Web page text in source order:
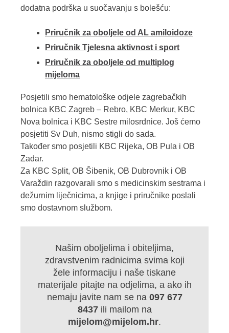
dodatna podrška u suočavanju s bolešću:
Priručnik za oboljele od AL amiloidoze
Priručnik Tjelesna aktivnost i sport
Priručnik za oboljele od multiplog
mijeloma
Posjetili smo hematološke odjele zagrebačkih
bolnica KBC Zagreb – Rebro, KBC Merkur, KBC
Nova bolnica i KBC Sestre milosrdnice. Još ćemo
posjetiti Sv Duh, nismo stigli do sada.
Također smo posjetili KBC Rijeka, OB Pula i OB
Zadar.
Za KBC Split, OB Šibenik, OB Dubrovnik i OB
Varaždin razgovarali smo s medicinskim sestrama i
dežurnim liječnicima, a knjige i priručnike poslali
smo dostavnom službom.
Našim oboljelima i obiteljima,
zdravstvenim radnicima svima koji
žele informaciju i naše tiskane
materijale pitajte na odjelima, a ako ih
nemaju javite nam se na 097 677
8437ili mailom na
mijelom@mijelom.hr.